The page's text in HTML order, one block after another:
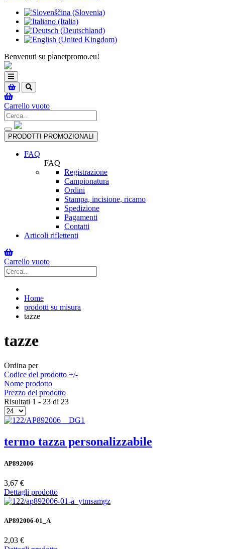
Benvenuti su planetpromo.eu!
Toggle
navigation
Carrello vuoto
Toggle
navigation
PRODOTTI PROMOZIONALI
FAQ
FAQ
Registrazione
Campionatura
Ordini
Stampa, incisione, ricamo
Spedizione
Pagamenti
Contatti
Articoli riflettenti
Carrello vuoto
Home
prodotti su misura
tazze
tazze
Ordina per
Codice del prodotto +/-
Nome prodotto
Prezzo del prodotto
Risultati 1 - 23 di 23
termo tazza personalizzabile
AP892006
3,67 €
Dettagli prodotto
AP892006-01_A
2,03 €